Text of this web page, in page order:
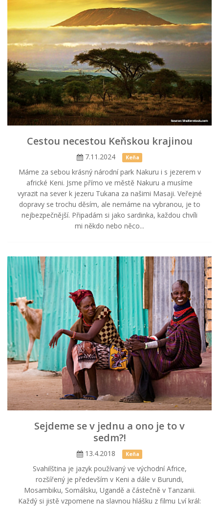
Cestou necestou Keňskou krajinou
7.11.2024 Keňa
Máme za sebou krásný národní park Nakuru i s jezerem v
africké Keni. Jsme přímo ve městě Nakuru a musíme
vyrazit na sever k jezeru Tukana za našimi Masaji. Veřejné
dopravy se trochu děsím, ale nemáme na vybranou, je to
nejbezpečnější. Připadám si jako sardinka, každou chvíli
mi někdo nebo něco...
Sejdeme se v jednu a ono je to v
sedm?!
13.4.2018 Keňa
Svahilština je jazyk používaný ve východní Africe,
rozšířený je především v Keni a dále v Burundi,
Mosambiku, Somálsku, Ugandě a částečně v Tanzanii.
Každý si jistě vzpomene na slavnou hlášku z filmu Lví král: